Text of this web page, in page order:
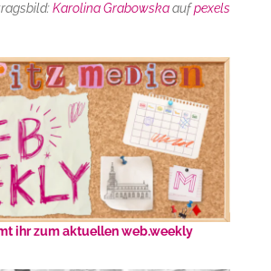
Karolina Grabowskaaufpexels
ihr zum aktuellen web.weekly